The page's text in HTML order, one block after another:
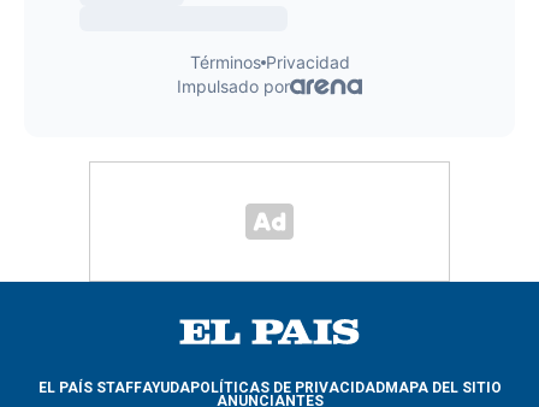
EL PAÍS STAFFAYUDAPOLÍTICAS DE PRIVACIDADMAPA DEL SITIO
ANUNCIANTES